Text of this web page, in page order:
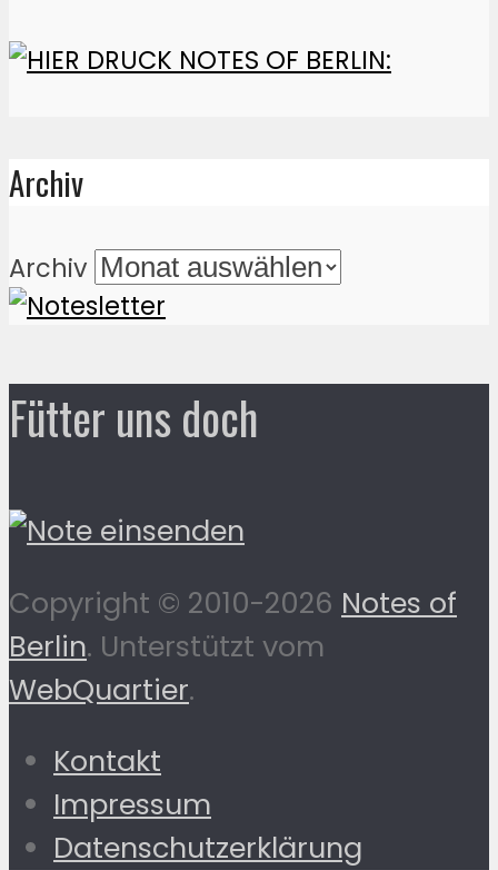
Archiv
Archiv
Fütter uns doch
Copyright © 2010-2026 Notes of
Berlin. Unterstützt vom
WebQuartier.
Kontakt
Impressum
Datenschutzerklärung